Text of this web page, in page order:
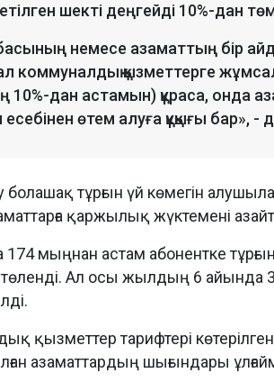
шекті деңгейді 10%-дан
немесе азаматтың бір
коммуналдық қызметтерге
10%-дан астамын) құраса, онда
өтем алуға құқығы бар», -
болашақ тұрғын үй көмегін
қаржылық жүктемені
мыңнан астам абонентке
Ал осы жылдың 6 айында
қызметтер тарифтері
азаматтардың шығындары